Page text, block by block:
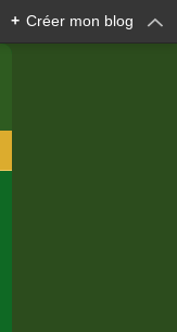
+ Créer mon blog